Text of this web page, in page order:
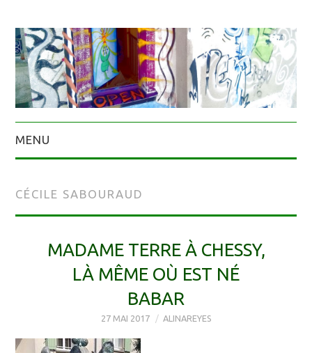
MENU
CÉCILE SABOURAUD
MADAME TERRE À CHESSY,
LÀ MÊME OÙ EST NÉ
BABAR
27 MAI 2017 ALINAREYES